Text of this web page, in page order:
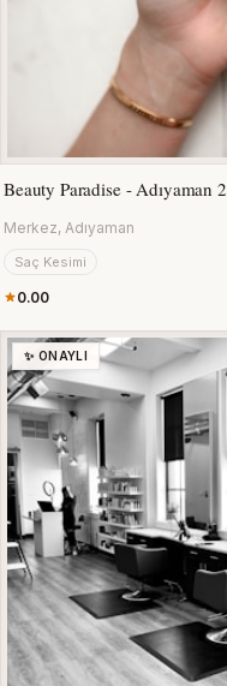
Beauty Paradise - Adıyaman 2
Merkez, Adıyaman
Saç Kesimi
0.00
✨ ONAYLI